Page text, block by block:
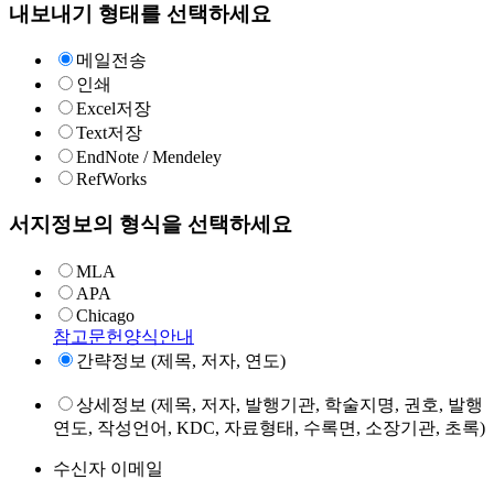
내보내기 형태를 선택하세요
메일전송
인쇄
Excel저장
Text저장
EndNote / Mendeley
RefWorks
서지정보의 형식을 선택하세요
MLA
APA
Chicago
참고문헌양식안내
간략정보 (제목, 저자, 연도)
상세정보 (제목, 저자, 발행기관, 학술지명, 권호, 발행
연도, 작성언어, KDC, 자료형태, 수록면, 소장기관, 초록)
수신자 이메일